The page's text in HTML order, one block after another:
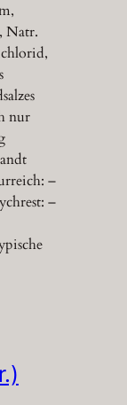
Natr.
nur
–
–